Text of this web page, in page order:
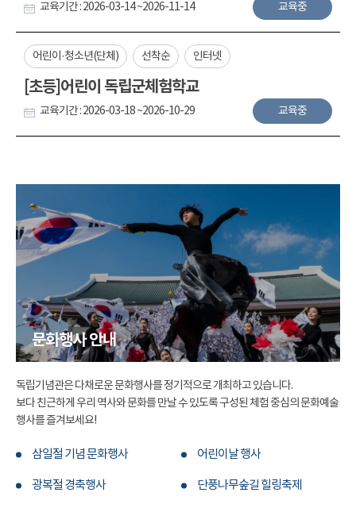
교육기간 : 2026-03-14 ~2026-11-14 교육중
어린이·청소년(단체) 선착순 인터넷
[초등]어린이 독립군체험학교
교육기간 : 2026-03-18 ~2026-10-29 교육중
문화행사 안내
독립기념관은 다채로운 문화행사를 정기적으로 개최하고 있습니다.
보다 친근하게 우리 역사와 문화를 만날 수 있도록 구성된 체험 중심의 문화예술
행사를 즐겨보세요!
삼일절 기념 문화행사 어린이날 행사
광복절 경축행사 단풍나무숲길 힐링축제